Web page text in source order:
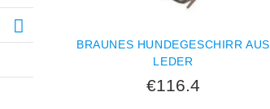
BRAUNES HUNDEGESCHIRR AUS
LEDER
€116.4